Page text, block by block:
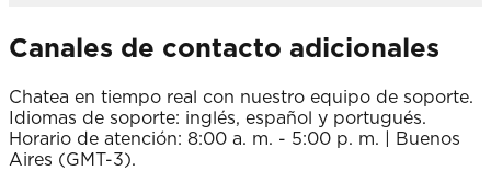
Canales de contacto adicionales
Chatea en tiempo real con nuestro equipo de soporte.
Idiomas de soporte: inglés, español y portugués.
Horario de atención: 8:00 a. m. - 5:00 p. m. | Buenos
Aires (GMT-3).